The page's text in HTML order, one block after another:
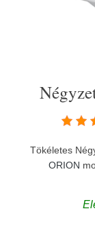
Tökéletes
ORION